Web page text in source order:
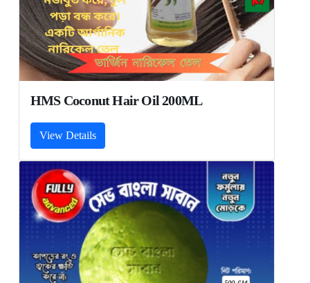
HMS Coconut Hair Oil 200ML
View Details